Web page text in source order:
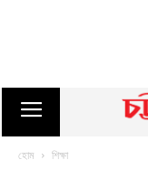
হোম শিক্ষা